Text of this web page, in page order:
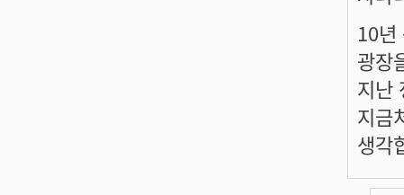
10년
광장
지난
지금
생각